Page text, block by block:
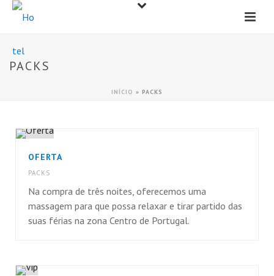
PACKS
INÍCIO » PACKS
OFERTA
PACKS
Na compra de três noites, oferecemos uma
massagem para que possa relaxar e tirar partido das
suas férias na zona Centro de Portugal.